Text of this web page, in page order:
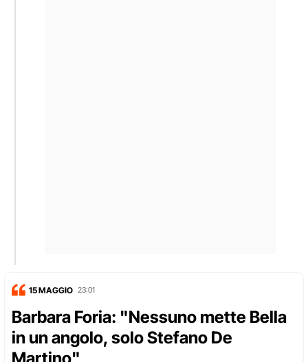
15 MAGGIO 23:01
Barbara Foria: "Nessuno mette Bella
in un angolo, solo Stefano De